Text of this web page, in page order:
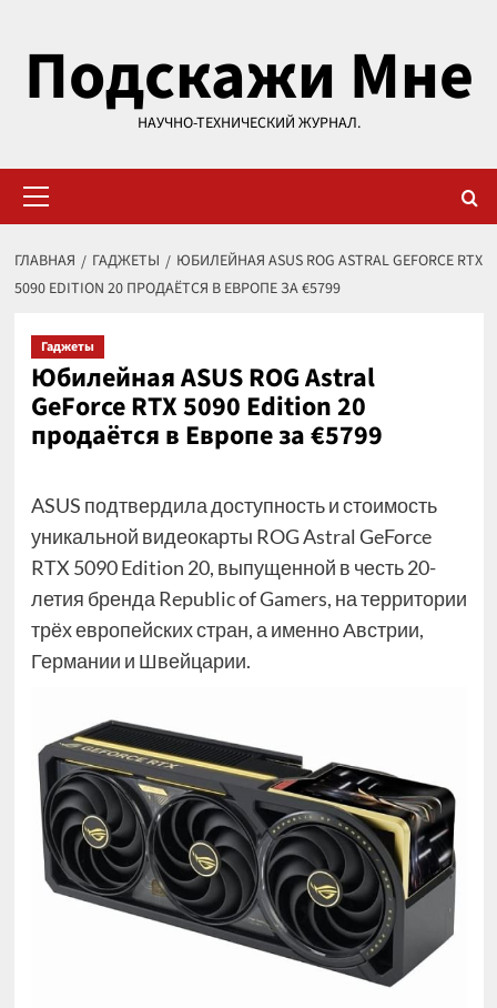
содержимому
Подскажи Мне
НАУЧНО-ТЕХНИЧЕСКИЙ ЖУРНАЛ.
меню
ГЛАВНАЯ ГАДЖЕТЫ
ЮБИЛЕЙНАЯ ASUS ROG ASTRAL GEFORCE RTX
5090 EDITION 20 ПРОДАЁТСЯ В ЕВРОПЕ ЗА €5799
Гаджеты
Юбилейная ASUS ROG Astral
GeForce RTX 5090 Edition 20
продаётся в Европе за €5799
ASUS подтвердила доступность и стоимость
уникальной видеокарты ROG Astral GeForce
RTX 5090 Edition 20, выпущенной в честь 20-
летия бренда Republic of Gamers, на территории
трёх европейских стран, а именно Австрии,
Германии и Швейцарии.